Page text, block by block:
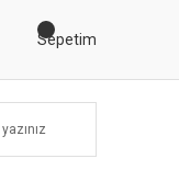
Sepetim